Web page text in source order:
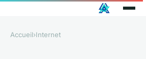
Accueil›Internet